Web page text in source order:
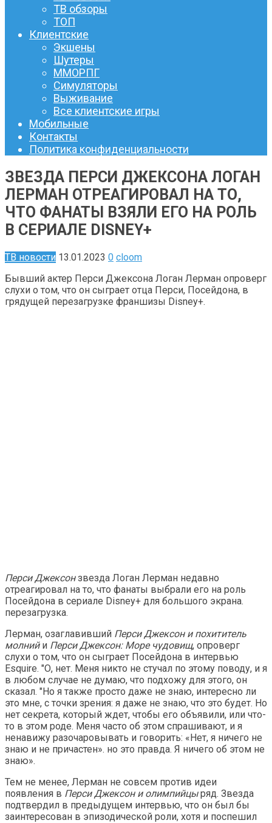
ТВ обзоры
ТОП
Клиентские
Экшены
Шутеры
ММОРПГ
Симуляторы
Выживание
Все клиентские игры
Мобильные
Контакты
Политика конфиденциальности
ЗВЕЗДА ПЕРСИ ДЖЕКСОНА ЛОГАН
ЛЕРМАН ОТРЕАГИРОВАЛ НА ТО,
ЧТО ФАНАТЫ ВЗЯЛИ ЕГО НА РОЛЬ
В СЕРИАЛЕ DISNEY+
ТВ новости 13.01.2023 0 cloom
Бывший актер Перси Джексона Логан Лерман опроверг
слухи о том, что он сыграет отца Перси, Посейдона, в
грядущей перезагрузке франшизы Disney+.
Перси Джексонзвезда Логан Лерман недавно
отреагировал на то, что фанаты выбрали его на роль
Посейдона в сериале Disney+ для большого экрана.
перезагрузка.
Лерман, озаглавивший Перси Джексон и похититель
молнийи Перси Джексон: Море чудовищ, опроверг
слухи о том, что он сыграет Посейдона в интервью
Esquire. "О, нет. Меня никто не стучал по этому поводу, и я
в любом случае не думаю, что подхожу для этого, он
сказал. "Но я также просто даже не знаю, интересно ли
это мне, с точки зрения: я даже не знаю, что это будет. Но
нет секрета, который ждет, чтобы его объявили, или что-
то в этом роде. Меня часто об этом спрашивают, и я
ненавижу разочаровывать и говорить: «Нет, я ничего не
знаю и не причастен». но это правда. Я ничего об этом не
знаю».
Тем не менее, Лерман не совсем против идеи
появления в Перси Джексон и олимпийцыряд. Звезда
подтвердил в предыдущем интервью, что он был бы
заинтересован в эпизодической роли, хотя и поспешил